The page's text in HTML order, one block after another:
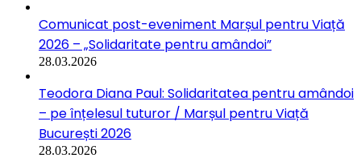
Comunicat post-eveniment Marșul pentru Viață
2026 – „Solidaritate pentru amândoi”
28.03.2026
Teodora Diana Paul: Solidaritatea pentru amândoi
– pe înțelesul tuturor / Marșul pentru Viață
București 2026
28.03.2026